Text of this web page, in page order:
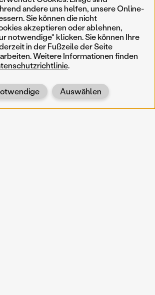
Zurück
andere uns helfen, unsere Online-
Sie können die nicht
akzeptieren oder ablehnen,
notwendige" klicken. Sie können Ihre
in der Fußzeile der Seite
Weitere Informationen finden
.
Auswählen